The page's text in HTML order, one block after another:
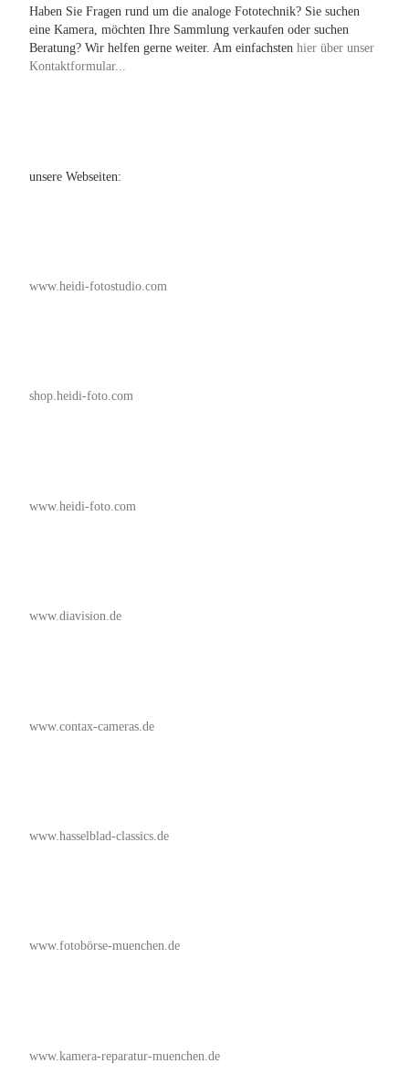
Haben Sie Fragen rund um die analoge Fototechnik? Sie suchen
eine Kamera, möchten Ihre Sammlung verkaufen oder suchen
Beratung? Wir helfen gerne weiter. Am einfachsten hier über unser
Kontaktformular...
unsere Webseiten:
www.heidi-fotostudio.com
shop.heidi-foto.com
www.heidi-foto.com
www.diavision.de
www.contax-cameras.de
www.hasselblad-classics.de
www.fotobörse-muenchen.de
www.kamera-reparatur-muenchen.de